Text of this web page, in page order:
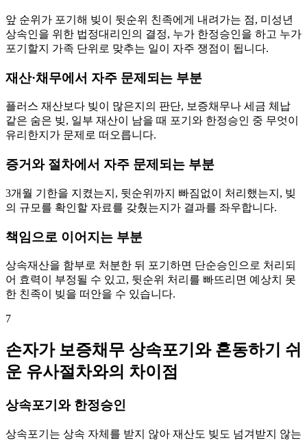
앞 순위가 포기해 빚이 뒷순위 친족에게 내려가는 점, 미성년
상속인을 위한 법정대리인의 결정, 누가 한정승인을 하고 누가
포기할지 가족 단위로 맞추는 일이 자주 쟁점이 됩니다.
재산·채무에서 자주 문제되는 부분
플러스 재산보다 빚이 많은지의 판단, 보증채무나 세금 체납
같은 숨은 빚, 일부 재산이 남을 때 포기와 한정승인 중 무엇이
유리한지가 문제로 떠오릅니다.
증거와 절차에서 자주 문제되는 부분
3개월 기한을 지켰는지, 뒷순위까지 빠짐없이 처리했는지, 빚
의 규모를 확인할 자료를 갖췄는지가 결과를 좌우합니다.
책임으로 이어지는 부분
상속재산을 함부로 처분한 뒤 포기하면 단순승인으로 처리되
어 효력이 부정될 수 있고, 뒷순위 처리를 빠뜨리면 예상치 못
한 친족이 빚을 떠안을 수 있습니다.
7
손자가 보증채무 상속포기와 혼동하기 쉬
운 유사절차와의 차이점
상속포기와 한정승인
상속포기는 상속 자체를 받지 않아 재산도 빚도 넘겨받지 않는